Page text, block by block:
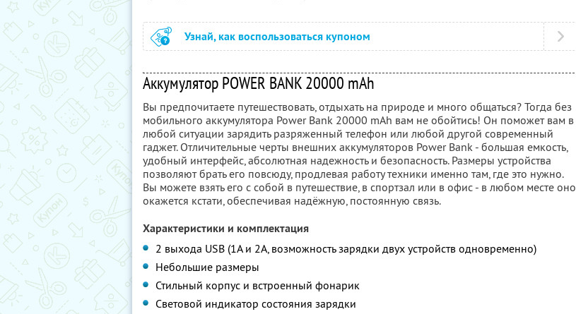
Узнай, как воспользоваться купоном
Аккумулятор POWER BANK 20000 mAh
Вы предпочитаете путешествовать, отдыхать на природе и много общаться? Тогда без
мобильного аккумулятора Power Bank 20000 mAh вам не обойтись! Он поможет вам в
любой ситуации зарядить разряженный телефон или любой другой современный
гаджет. Отличительные черты внешних аккумуляторов Power Bank - большая емкость,
удобный интерфейс, абсолютная надежность и безопасность. Размеры устройства
позволяют брать его повсюду, продлевая работу техники именно там, где это нужно.
Вы можете взять его с собой в путешествие, в спортзал или в офис - в любом месте оно
окажется кстати, обеспечивая надёжную, постоянную связь.
Характеристики и комплектация
2 выхода USB (1А и 2А, возможность зарядки двух устройств одновременно)
Небольшие размеры
Стильный корпус и встроенный фонарик
Световой индикатор состояния зарядки